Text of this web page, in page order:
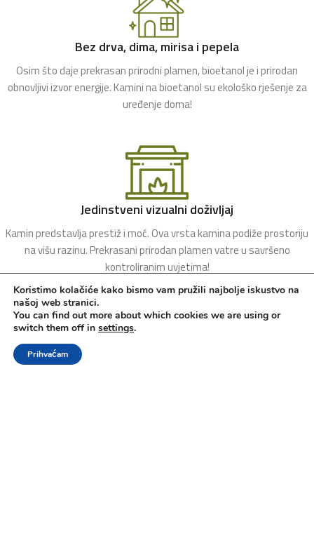
Bez drva, dima, mirisa i pepela
Osim što daje prekrasan prirodni plamen, bioetanol je i prirodan
obnovljivi izvor energije. Kamini na bioetanol su ekološko rješenje za
uređenje doma!
Jedinstveni vizualni doživljaj
Kamin predstavlja prestiž i moć. Ova vrsta kamina podiže prostoriju
na višu razinu. Prekrasani prirodan plamen vatre u savršeno
kontroliranim uvjetima!
ShopWishlistCartMy account
Koristimo kolačiće kako bismo vam pružili najbolje iskustvo na
našoj web stranici.
You can find out more about which cookies we are using or
switch them off in settings.
Prihvaćam